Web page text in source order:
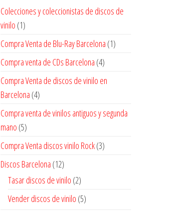
Colecciones y coleccionistas de discos de
vinilo (1)
Compra Venta de Blu-Ray Barcelona (1)
Compra venta de CDs Barcelona (4)
Compra Venta de discos de vinilo en
Barcelona (4)
Compra venta de vinilos antiguos y segunda
mano (5)
Compra Venta discos vinilo Rock(3)
Discos Barcelona (12)
Tasar discos de vinilo (2)
Vender discos de vinilo (5)